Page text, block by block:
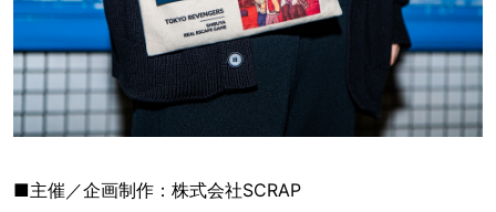
■主催／企画制作：株式会社SCRAP